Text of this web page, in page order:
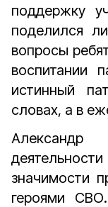
поддержку
поделился
вопросы
воспитании
истинный
словах, а в
значимости
героями